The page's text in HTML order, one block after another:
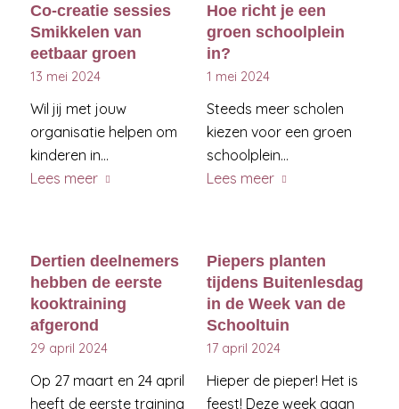
Co-creatie sessies
Smikkelen van
eetbaar groen
13 mei 2024
Wil jij met jouw
organisatie helpen om
kinderen in…
Lees meer
Hoe richt je een
groen schoolplein
in?
1 mei 2024
Steeds meer scholen
kiezen voor een groen
schoolplein…
Lees meer
Dertien deelnemers
hebben de eerste
kooktraining
afgerond
29 april 2024
Op 27 maart en 24 april
heeft de eerste training
Piepers planten
tijdens Buitenlesdag
in de Week van de
Schooltuin
17 april 2024
Hieper de pieper! Het is
feest! Deze week gaan